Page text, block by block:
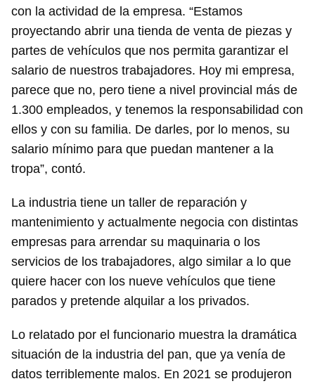
INICIAR SESIÓN CANCELAR
con la actividad de la empresa. “Estamos
proyectando abrir una tienda de venta de piezas y
partes de vehículos que nos permita garantizar el
salario de nuestros trabajadores. Hoy mi empresa,
parece que no, pero tiene a nivel provincial más de
1.300 empleados, y tenemos la responsabilidad con
ellos y con su familia. De darles, por lo menos, su
salario mínimo para que puedan mantener a la
tropa”, contó.
La industria tiene un taller de reparación y
mantenimiento y actualmente negocia con distintas
empresas para arrendar su maquinaria o los
servicios de los trabajadores, algo similar a lo que
quiere hacer con los nueve vehículos que tiene
parados y pretende alquilar a los privados.
Lo relatado por el funcionario muestra la dramática
situación de la industria del pan, que ya venía de
datos terriblemente malos. En 2021 se produjeron